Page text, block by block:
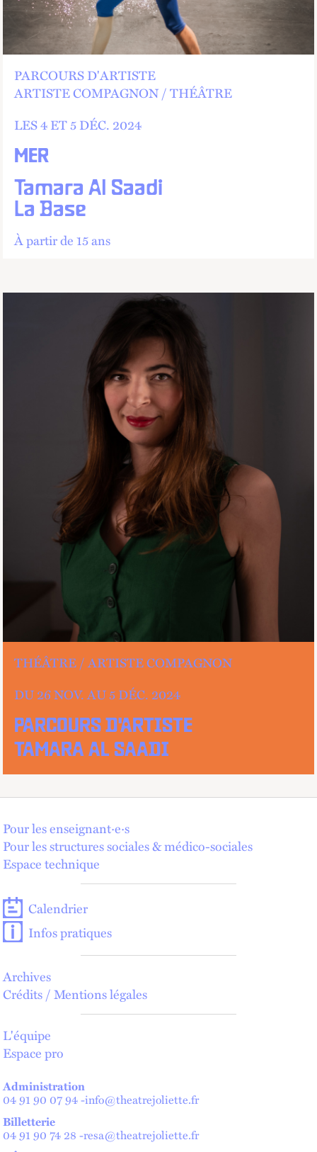
MER
Tamara Al Saadi
La Base
PARCOURS D'ARTISTE
ARTISTE COMPAGNON THÉÂTRE
LES 4 ET5DÉC. 2024
À partir de 15 ans
PARCOURS D'ARTISTE
TAMARA AL SAADI
THÉÂTRE ARTISTE COMPAGNON
DU 26NOV.AU5DÉC. 2024
Pour les enseignant·e·s
Pour les structures sociales & médico-sociales
Espace technique
Calendrier
Infos pratiques
Archives
Crédits / Mentions légales
L'équipe
Espace pro
Administration
04 91 90 07 94-info@theatrejoliette.fr
Billetterie
04 91 90 74 28 -resa@theatrejoliette.fr